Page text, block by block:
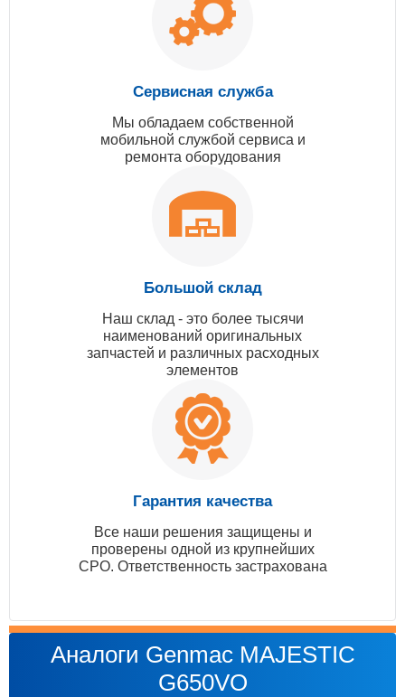
Сервисная служба
Мы обладаем собственной
мобильной службой сервиса и
ремонта оборудования
Большой склад
Наш склад - это более тысячи
наименований оригинальных
запчастей и различных расходных
элементов
Гарантия качества
Все наши решения защищены и
проверены одной из крупнейших
СРО. Ответственность застрахована
Аналоги Genmac MAJESTIC
G650VO